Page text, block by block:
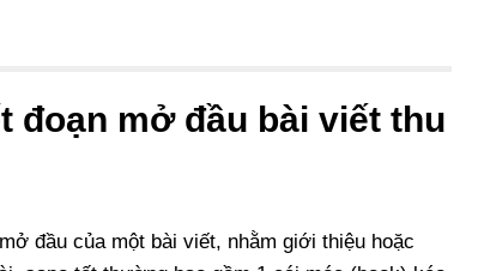
đoạn mở đầu bài viết thu
đầu của một bài viết, nhằm giới thiệu hoặc